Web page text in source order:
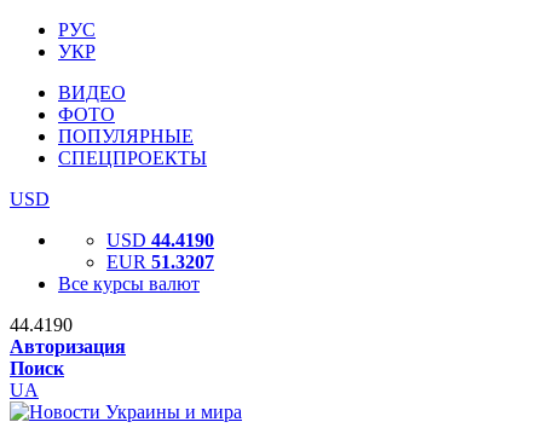
РУС
УКР
ВИДЕО
ФОТО
ПОПУЛЯРНЫЕ
СПЕЦПРОЕКТЫ
USD
USD 44.4190
EUR 51.3207
Все курсы валют
44.4190
Авторизация
Поиск
UA